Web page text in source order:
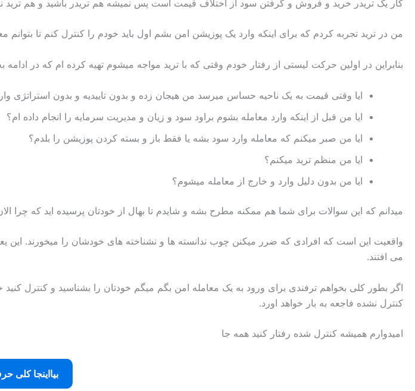
کار یک تریدر خرید و فروش و گرفتن سود از اختلاف قیمت است پس نمیشه هم تریدر باشید و هم ترید
من در ترید تجربه کردم که برای اینکه وارد یک پوزیشن امن بشم اول باید خودم را کنترل کنم تا بتوانم
بنابراین در اولین حرکت لیستی از رفتار خودم وقتی که با ترید مواجه میشوم تهیه کرده ام که در ادامه
ایا وقتی قیمت به یک ناحیه حساس میرسد من هیجان زده و بدون تاییدیه و بدون استراتژی
ایا من قبل از اینکه وارد معامله بشوم براود سود و زیان و مدیریت سرمایه را انجام داده ام؟
ایا من صبر میکنم که معامله وارد سود بشه یا فقط باز و بسته کردن پوزیشن را بلدم؟
ایا من منظم ترید میکنم؟
ایا من بدون دلیل وارد و خارج از معامله میشوم؟
میدانم که این سوالات برای شما هم ممکنه مطرح بشه و شایدم تا بهال از خودتان پرسیده اید که چرا
واقعیت این است که افرادی که ضرر میکنن چوب ندانسته ها و نشناخته های خودشان را میخورند. این
می افتند.
اگر بطور کلی بخواهم ترفندی برای ورود به یک معامله امن بگم میگم خودتان را بشناسید و کنترل کنید
کنترل نشده فاجعه به بار خواهد اورد.
امیدوارم همیشه کنترل شده رفتار کنید همه جا
بیااینجا کلی